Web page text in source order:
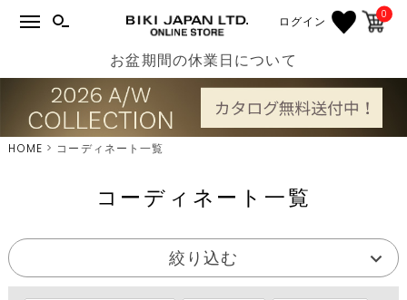
ログイン 0
お盆期間の休業日について
HOME コーディネート一覧
コーディネート一覧
絞り込む